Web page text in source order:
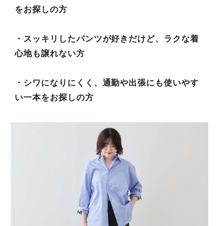
をお探しの方
・スッキリしたパンツが好きだけど、ラクな着
心地も譲れない方
・シワになりにくく、通勤や出張にも使いやす
い一本をお探しの方